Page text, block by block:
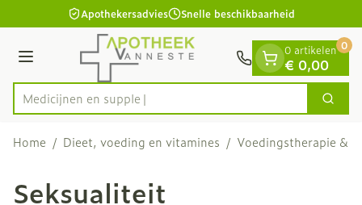
Ga naar de inhoudApothekersadvies Snelle beschikbaarheid
Menu
Product, merk, categorie... Zoek
0 artikelen
€ 0,00
0
Home / Dieet, voeding en vitamines / Voedingstherapie &
Seksualiteit